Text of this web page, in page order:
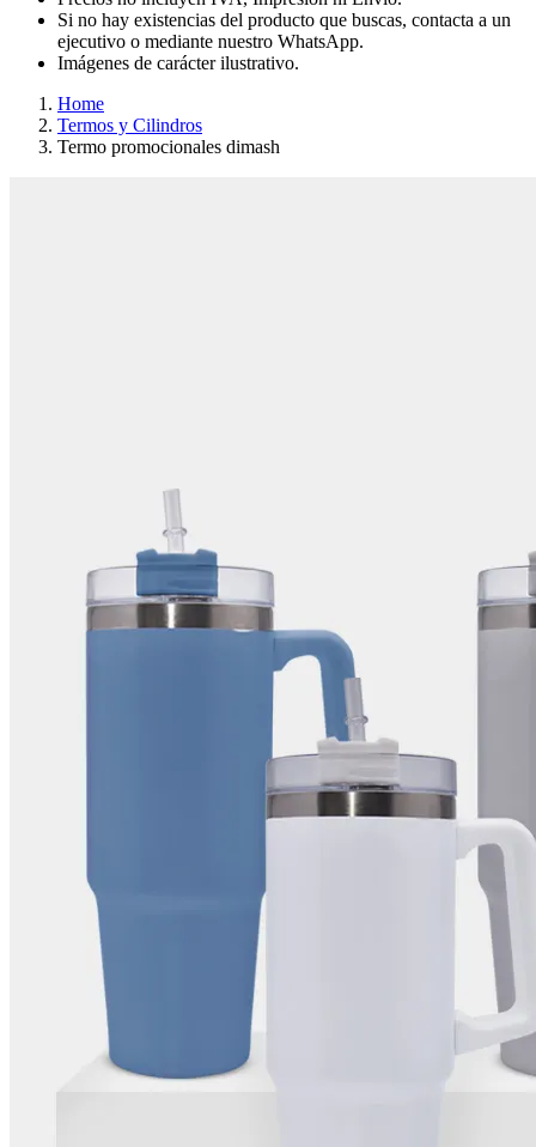
Si no hay existencias del producto que buscas, contacta a un
ejecutivo o mediante nuestro WhatsApp.
Imágenes de carácter ilustrativo.
Home
Termos y Cilindros
Termo promocionales dimash